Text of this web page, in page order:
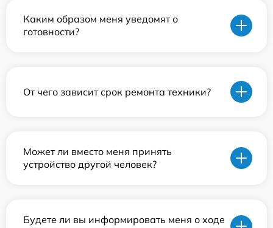
Каким образом меня уведомят о
готовности?
От чего зависит срок ремонта техники?
Может ли вместо меня принять
устройство другой человек?
Будете ли вы информировать меня о ходе